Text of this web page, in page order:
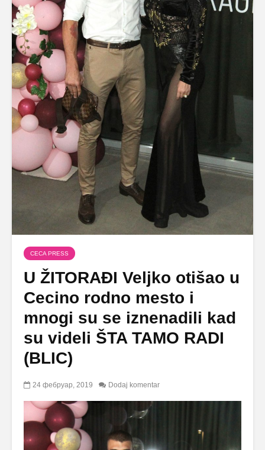
CECA PRESS
U ŽITORAĐI Veljko otišao u
Cecino rodno mesto i
mnogi su se iznenadili kad
su videli ŠTA TAMO RADI
(BLIC)
24 фебруар, 2019 Dodaj komentar